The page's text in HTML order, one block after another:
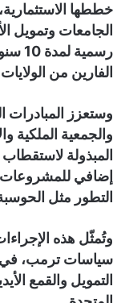
خططها
الجامعات وتمويل
الفارين من
وستعزز المبادرات
والجمعية الملكية
المبذولة
إضافي
التطور مثل
وتُمثّل هذه
سياسات ترمب، في
التمويل والقمع